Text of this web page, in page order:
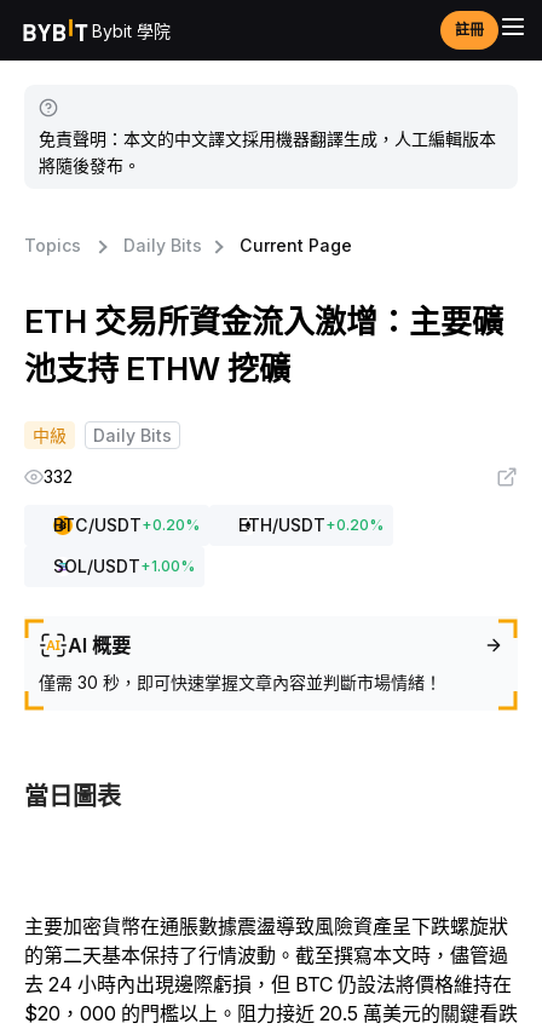
Bybit 學院 註冊
免責聲明：本文的中文譯文採用機器翻譯生成，人工編輯版本
將隨後發布。
Topics Daily Bits Current Page
ETH 交易所資金流入激增：主要礦
池支持 ETHW 挖礦
中級
Daily Bits
332
BTC/USDT+0.20% ETH/USDT+0.20%
SOL/USDT+1.00%
AI 概要
僅需 30 秒，即可快速掌握文章內容並判斷市場情緒！
當日圖表
主要加密貨幣在通脹數據震盪導致風險資產呈下跌螺旋狀
的第二天基本保持了行情波動。截至撰寫本文時，儘管過
去 24 小時內出現邊際虧損，但 BTC 仍設法將價格維持在
$20，000 的門檻以上。阻力接近 20.5 萬美元的關鍵看跌